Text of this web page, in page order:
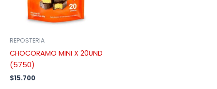
REPOSTERIA
CHOCORAMO MINI X 20UND
(5750)
$15.700